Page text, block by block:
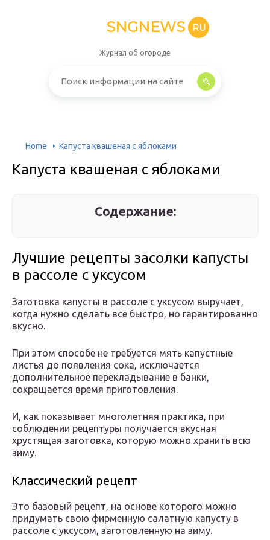
SNGNEWS RU
Журнал об огороде
Home Капуста квашеная с яблоками
Капуста квашеная с яблоками
Содержание:
Лучшие рецепты засолки капусты
в рассоле с уксусом
Заготовка капусты в рассоле с уксусом выручает,
когда нужно сделать все быстро, но гарантированно
вкусно.
При этом способе не требуется мять капустные
листья до появления сока, исключается
дополнительное перекладывание в банки,
сокращается время приготовления.
И, как показывает многолетняя практика, при
соблюдении рецептуры получается вкусная
хрустящая заготовка, которую можно хранить всю
зиму.
Классический рецепт
Это базовый рецепт, на основе которого можно
придумать свою фирменную салатную капусту в
рассоле с уксусом, заготовленную на зиму.